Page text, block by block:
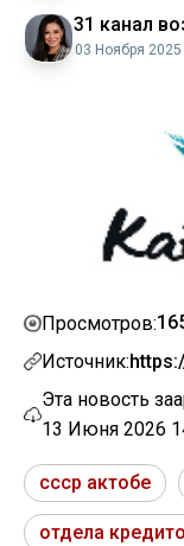
31 канал
03 Ноября 2025
Просмотров:
Источник:
Эта новость
13 Июня 2026
ссср актобе
отдела